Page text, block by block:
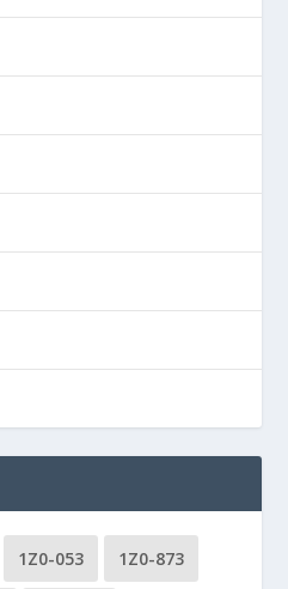
1Z0-053 1Z0-873